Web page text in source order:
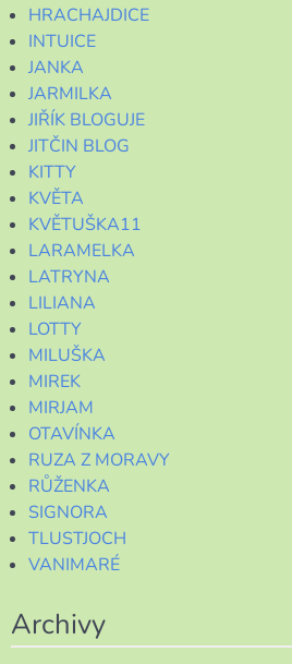
HRACHAJDICE
INTUICE
JANKA
JARMILKA
JIŘÍK BLOGUJE
JITČIN BLOG
KITTY
KVĚTA
KVĚTUŠKA11
LARAMELKA
LATRYNA
LILIANA
LOTTY
MILUŠKA
MIREK
MIRJAM
OTAVÍNKA
RUZA Z MORAVY
RŮŽENKA
SIGNORA
TLUSTJOCH
VANIMARÉ
Archivy